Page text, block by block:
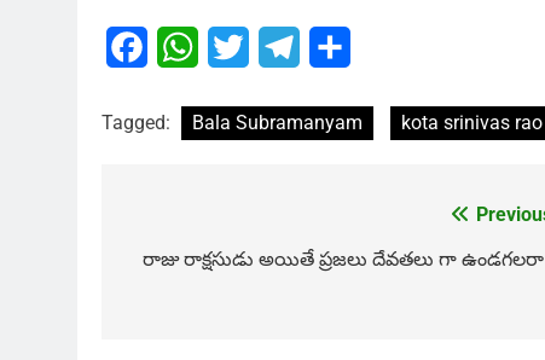
FacebookWhatsApp
Twitter Telegram
Tagged: Bala Subramanyam kota srinivas rao
navigation
రాజు రాక్షసుడు అయితే ప్రజలు దేవతలు గా ఉండగలరా